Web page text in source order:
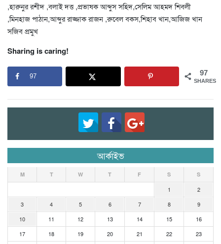
,হারুনুর রশীদ ,বলাই দত্ত ,প্রভাষক আব্দুস সহিদ,সেলিম আহমদ শিবলী
,মিনহাজ পাঠান,আব্দুর রাজ্জাক রাজন ,রুবেল বকস,শিহাব খান,আজিজ খান
সজিব প্রমুখ
Sharing is caring!
97
SHARES
97
আর্কাইভ
M T W T F S S
1
2
3
4 5 6 7 8
9
10
11 12 13 14 15
16
17
18 19 20 21 22
23